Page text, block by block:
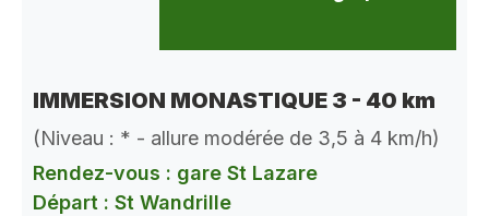
IMMERSION MONASTIQUE 3 - 40 km
(Niveau : * - allure modérée de 3,5 à 4 km/h)
Rendez-vous : gare St Lazare
Départ : St Wandrille